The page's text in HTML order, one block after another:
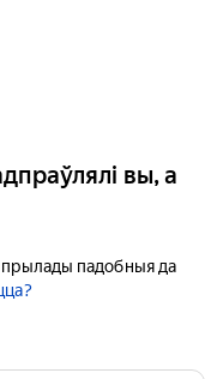
вы, а
падобныя да